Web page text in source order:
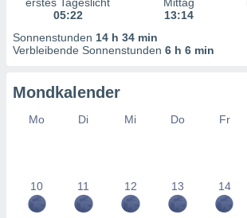
05:22
13:14
Sonnenstunden 14 h 34 min
Verbleibende Sonnenstunden 6 h 6 min
Mondkalender
Mo Di Mi Do Fr
10 11 12 13 14